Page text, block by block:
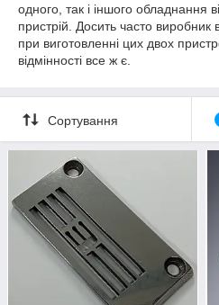
одного, так і іншого обладнання
пристрій. Досить часто виробник
при виготовленні цих двох
відмінності все ж є.
Сортування